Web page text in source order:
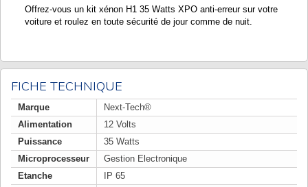
Offrez-vous un kit xénon H1 35 Watts XPO anti-erreur sur votre
voiture et roulez en toute sécurité de jour comme de nuit.
FICHE TECHNIQUE
Marque
Next-Tech®
Alimentation
12 Volts
Puissance
35 Watts
Microprocesseur
Gestion Electronique
Etanche
IP 65